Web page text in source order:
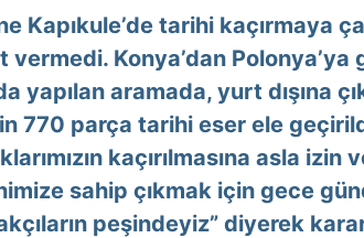
Kapıkule’de tarihi kaçırmaya
vermedi. Konya’dan
yapılan aramada, yurt dışına
770 parça tarihi eser ele
kaçırılmasına asla
sahip çıkmak için gece
peşindeyiz” diyerek